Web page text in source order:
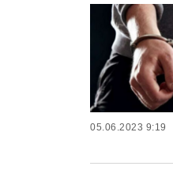
05.06.2023 9:19